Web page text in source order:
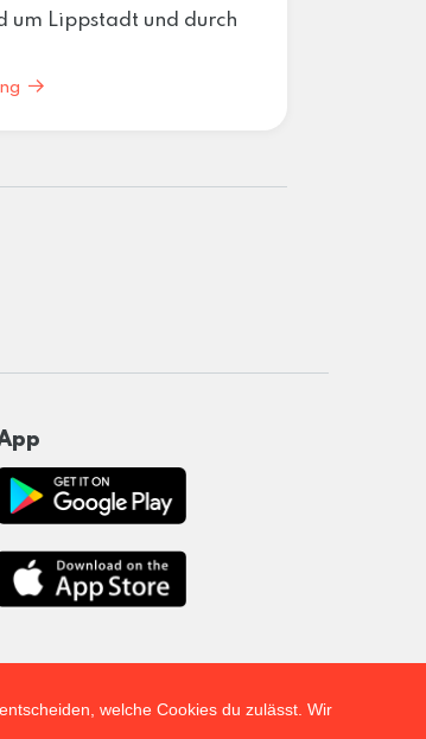
um Lippstadt und durch
welche Cookies du zulässt. Wir